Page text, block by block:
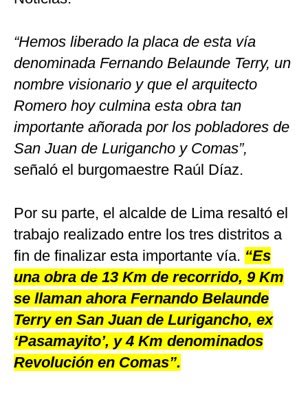
“Hemos liberado la placa de esta vía
denominada Fernando Belaunde Terry, un
nombre visionario y que el arquitecto
Romero hoy culmina esta obra tan
importante añorada por los pobladores de
San Juan de Lurigancho y Comas”,
señaló el burgomaestre Raúl Díaz.
Por su parte, el alcalde de Lima resaltó el
trabajo realizado entre los tres distritos a
fin de finalizar esta importante vía. “Es
una obra de 13 Km de recorrido, 9 Km
se llaman ahora Fernando Belaunde
Terry en San Juan de Lurigancho, ex
‘Pasamayito’, y 4 Km denominados
Revolución en Comas”.